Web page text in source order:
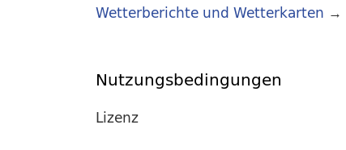
Wetterberichte und Wetterkarten →
Nutzungsbedingungen
Lizenz